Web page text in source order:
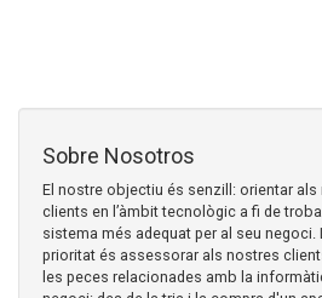
Sobre Nosotros
El nostre objectiu és senzill: orientar als
clients en l’àmbit tecnològic a fi de
sistema més adequat per al seu negoci.
prioritat és assessorar als nostres
les peces relacionades amb la